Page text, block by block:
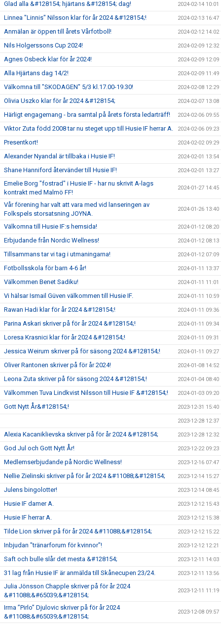
Glad alla &#128154; hjärtans &#128154; dag! 2024-02-14 10:01
Linnea "Linnis" Nilsson klar för år 2024 &#128154;! 2024-02-13 16:47
Anmälan är öppen till årets Vårfotboll! 2024-02-12 14:02
Nils Holgerssons Cup 2024! 2024-02-09 12:32
Agnes Osbeck klar för år 2024! 2024-02-09 12:09
Alla Hjärtans dag 14/2! 2024-02-09 11:49
Välkomna till "SKODAGEN" 5/3 kl.17.00-19.30! 2024-02-08 12:29
Olivia Uszko klar för år 2024 &#128154; 2024-02-07 13:08
Härligt engagemang - bra samtal på årets första ledarträff! 2024-02-06 09:55
Viktor Zuta född 2008 tar nu steget upp till Husie IF herrar A. 2024-02-06 09:23
Presentkort! 2024-02-02 09:29
Alexander Nyandal är tillbaka i Husie IF! 2024-02-01 13:54
Shane Hanniford återvänder till Husie IF! 2024-02-01 13:27
Emelie Borg "fostrad" i Husie IF - har nu skrivit A-lags
kontrakt med Malmö FF!
2024-01-27 14:45
Vår förening har valt att vara med vid lanseringen av
Folkspels storsatsning JOYNA.
2024-01-26 13:40
Välkomna till Husie IF:s hemsida! 2024-01-12 08:20
Erbjudande från Nordic Wellness! 2024-01-12 08:13
Tillsammans tar vi tag i utmaningarna! 2024-01-12 07:09
Fotbollsskola för barn 4-6 år! 2024-01-11 13:37
Välkommen Benet Sadiku! 2024-01-11 11:01
Vi hälsar Ismail Güven välkommen till Husie IF. 2024-01-11 10:59
Rawan Hadi klar för år 2024 &#128154;! 2024-01-11 09:36
Parina Askari skriver på för år 2024 &#128154;! 2024-01-11 09:34
Loresa Krasnici klar för år 2024 &#128154;! 2024-01-11 09:31
Jessica Weirum skriver på för säsong 2024 &#128154;! 2024-01-11 09:27
Oliver Rantonen skriver på för år 2024! 2024-01-08 14:52
Leona Zuta skriver på för säsong 2024 &#128154;! 2024-01-04 08:40
Välkommen Tuva Lindkvist Nilsson till Husie IF &#128154;! 2024-01-03 09:20
Gott Nytt År&#128154;! 2023-12-31 15:40
2023-12-28 12:37
Alexia Kacaniklievska skriver på för år 2024 &#128154; 2023-12-28 12:32
God Jul och Gott Nytt År! 2023-12-22 09:23
Medlemserbjudande på Nordic Wellness! 2023-12-16 07:47
Nellie Zielinski skriver på för år 2024 &#11088;&#128154; 2023-12-14 15:27
Julens bingolotter! 2023-12-14 08:45
Husie IF damer A. 2023-12-12 15:43
Husie IF herrar A. 2023-12-12 15:38
Tilde Lion skriver på för år 2024 &#11088;&#128154; 2023-12-12 15:22
Inbjudan "tränarforum för kvinnor"! 2023-12-12 12:21
Saft och bulle slår det mesta &#128154; 2023-12-11 14:03
31 lag från Husie IF är anmälda till Skånecupen 23/24. 2023-12-11 13:56
Julia Jönsson Chapple skriver på för år 2024
&#11088;&#65039;&#128154;
2023-12-11 11:19
Irma ”Pirlo” Djulovic skriver på för år 2024
&#11088;&#65039;&#128154;
2023-12-08 09:57